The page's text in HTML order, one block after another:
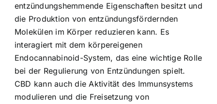
entzündungshemmende Eigenschaften besitzt und
die Produktion von entzündungsfördernden
Molekülen im Körper reduzieren kann. Es
interagiert mit dem körpereigenen
Endocannabinoid-System, das eine wichtige Rolle
bei der Regulierung von Entzündungen spielt.
CBD kann auch die Aktivität des Immunsystems
modulieren und die Freisetzung von